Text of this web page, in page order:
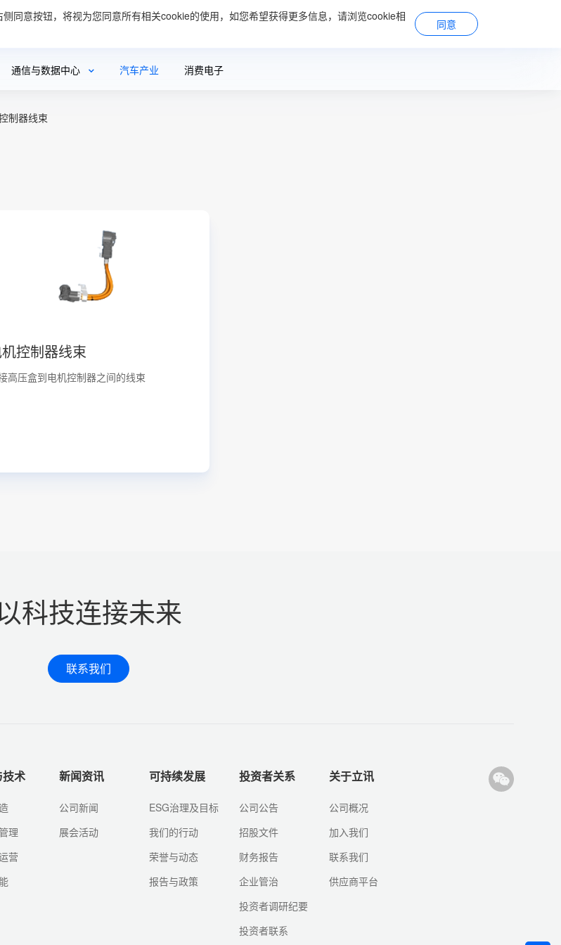
同意按钮，将视为您同意所有相关cookie的使用，如您希望获得更多信息，请浏览cookie相
同意
通信与数据中心 汽车产业 消费电子
术 新闻资讯 可持续发展 投资者关系 关于立讯 加入我们
制器线束
控制器线束
高压盒到电机控制器之间的线束
科技连接未来
联系我们
术
理
营
新闻资讯
公司新闻
展会活动
可持续发展
ESG治理及目标
我们的行动
荣誉与动态
报告与政策
投资者关系
公司公告
招股文件
财务报告
企业管治
投资者调研纪要
投资者联系
关于立讯
公司概况
加入我们
联系我们
供应商平台